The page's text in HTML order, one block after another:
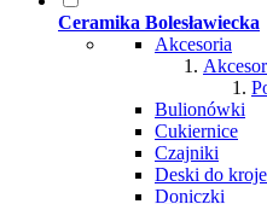
Ceramika Bolesławiecka
Akcesoria
Bulionówki
Cukiernice
Czajniki
Deski do
Doniczki